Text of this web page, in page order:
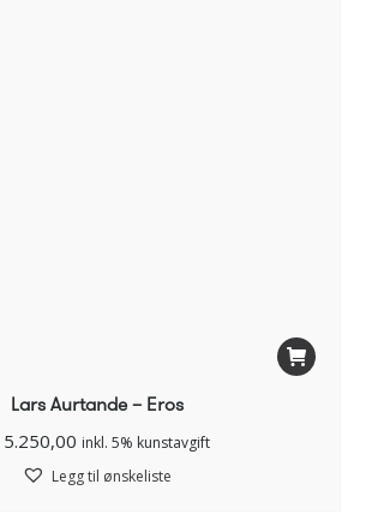
Lars Aurtande – Eros
5.250,00 inkl. 5% kunstavgift
Legg til ønskeliste